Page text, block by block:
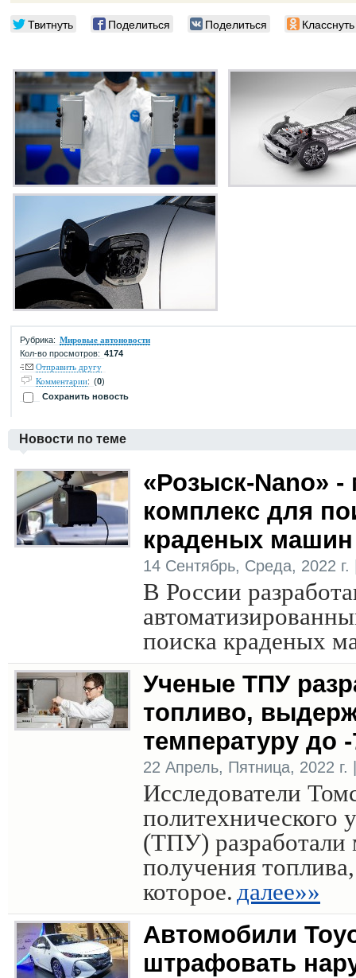
Твитнуть Поделиться Поделиться Класснуть
Рубрика: Мировые автоновости
Кол-во просмотров: 4174
Отправить другу
Комментарии: (0)
Сохранить новость
Новости по теме
«Розыск-Nano»
комплекс для
краденых машин
14 Сентябрь, Среда, 2022
В России
поиска краденых
Ученые ТПУ
топливо,
температуру до -
22 Апрель, Пятница, 2022 г.
Исследователи
политехнического
(ТПУ) разработали
получения топлива,
которое. далее»»
Автомобили
штрафовать